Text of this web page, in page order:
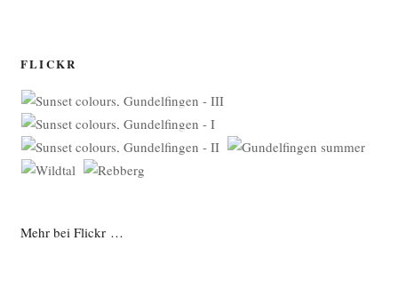
FLICKR
Mehr bei Flickr …